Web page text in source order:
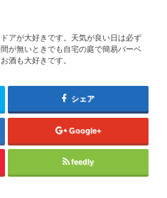
アが大好きです。天気が良い日は必ず
が無いときでも自宅の庭で簡易バーベ
酒も大好きです。
シェア
Google+
feedly